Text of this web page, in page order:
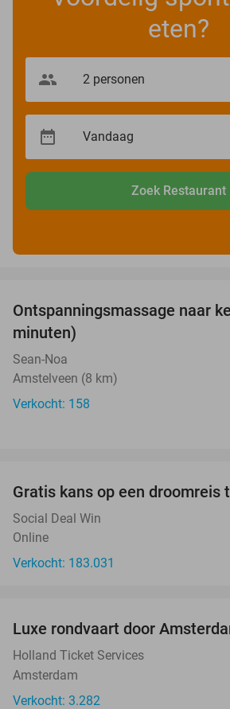
eten?
Zoek Restaurant
Ontspanningsmassage naar
minuten)
Sean-Noa
Amstelveen (8 km)
Verkocht: 158
Gratis kans op een droomreis
Social Deal Win
Online
Verkocht: 183.031
Luxe rondvaart door
Holland Ticket Services
Amsterdam
Verkocht: 3.282